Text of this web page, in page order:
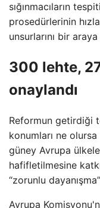
sığınmacıların
prosedürlerinin
unsurlarını bir
300 lehte,
onaylandı
Reformun getirdiği
konumları ne
güney Avrupa
hafifletilmesine
“zorunlu
Avrupa